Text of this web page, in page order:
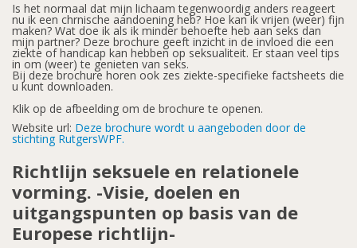
Is het normaal dat mijn lichaam tegenwoordig anders reageert
nu ik een chrnische aandoening heb? Hoe kan ik vrijen (weer) fijn
maken? Wat doe ik als ik minder behoefte heb aan seks dan
mijn partner? Deze brochure geeft inzicht in de invloed die een
ziekte of handicap kan hebben op seksualiteit. Er staan veel tips
in om (weer) te genieten van seks.
Bij deze brochure horen ook zes ziekte-specifieke factsheets die
u kunt downloaden.
Klik op de afbeelding om de brochure te openen.
Website url: Deze brochure wordt u aangeboden door de
stichting RutgersWPF.
Richtlijn seksuele en relationele
vorming. -Visie, doelen en
uitgangspunten op basis van de
Europese richtlijn-